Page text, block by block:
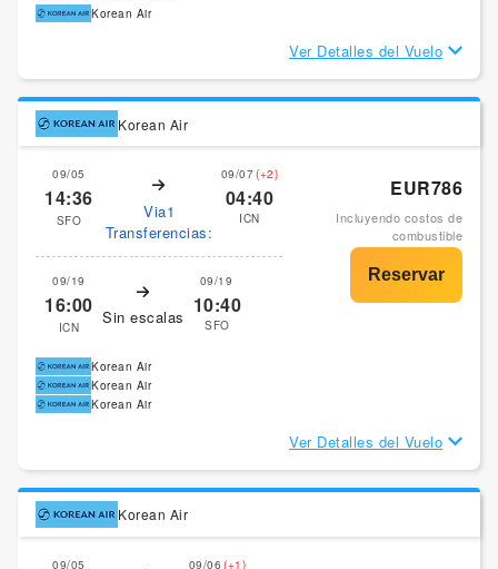
Korean Air
Ver Detalles del Vuelo
Korean Air
09/05
14:36
SFO
Via1
Transferencias:
09/07(+2)
04:40
ICN
09/19
16:00
ICN Sin escalas
09/19
10:40
SFO
EUR786
Incluyendo costos de
combustible
Korean Air
Korean Air
Korean Air
Ver Detalles del Vuelo
Korean Air
09/05 09/06 (+1)